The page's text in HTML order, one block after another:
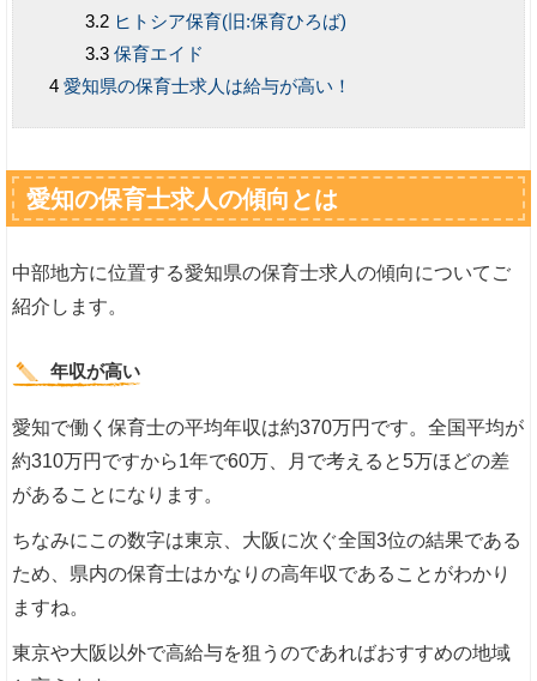
ヒトシア保育(旧:保育ひろば)
保育エイド
愛知県の保育士求人は給与が高い！
愛知の保育士求人の傾向とは
中部地方に位置する愛知県の保育士求人の傾向についてご
紹介します。
年収が高い
愛知で働く保育士の平均年収は約370万円です。全国平均が
約310万円ですから1年で60万、月で考えると5万ほどの差
があることになります。
ちなみにこの数字は東京、大阪に次ぐ全国3位の結果である
ため、県内の保育士はかなりの高年収であることがわかり
ますね。
東京や大阪以外で高給与を狙うのであればおすすめの地域